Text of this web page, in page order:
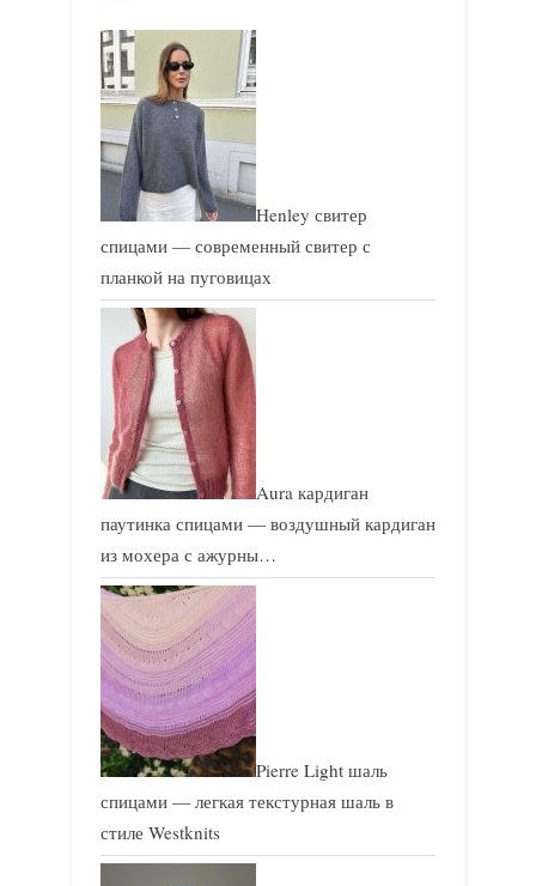
и
с
ь
:
Henley свитер
спицами — современный свитер с
планкой на пуговицах
Aura кардиган
паутинка спицами — воздушный кардиган
из мохера с ажурны…
Pierre Light шаль
спицами — легкая текстурная шаль в
стиле Westknits